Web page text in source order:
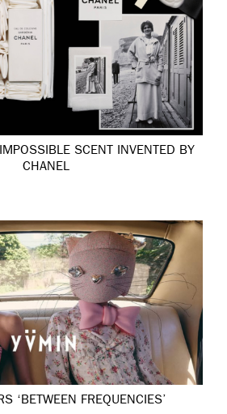
SCENT INVENTED BY
CHANEL
‘BETWEEN FREQUENCIES’